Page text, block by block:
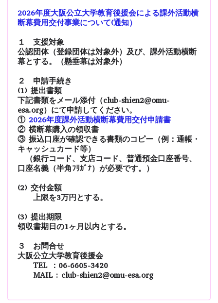
2026年度大阪公立大学教育後援会による課外活動横
断幕費用交付事業について(通知）
１ 支援対象
公認団体（登録団体は対象外）及び、課外活動横断
幕とする。（懸垂幕は対象外）
２ 申請手続き
(1) 提出書類
下記書類をメール添付（club-shien2@omu-
esa.org）にて申請してください。
① 2026年度課外活動横断幕費用交付申請書
② 横断幕購入の領収書
③ 振込口座が確認できる書類のコピー（例：通帳・
キャッシュカード等）
（銀行コード、支店コード、普通預金口座番号、
口座名義（半角ﾌﾘｶﾞﾅ）が必要です。）
(2) 交付金額
上限を3万円とする。
(3) 提出期限
領収書期日の1ヶ月以内とする。
３ お問合せ
大阪公立大学教育後援会
TEL ：06-6605-3420
MAIL : club-shien2@omu-esa.org